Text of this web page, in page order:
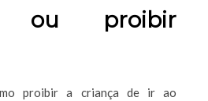
ou proibir
proibir a criança de ir ao